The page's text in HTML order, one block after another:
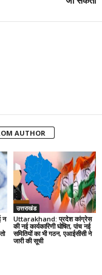
AUTHOR
न
उत्तराखंड
Uttarakhand: प्रदेश कांग्रेस
की नई कार्यकारिणी घोषित, पांच नई
समितियों का भी गठन, एआईसीसी ने
जारी की सूची